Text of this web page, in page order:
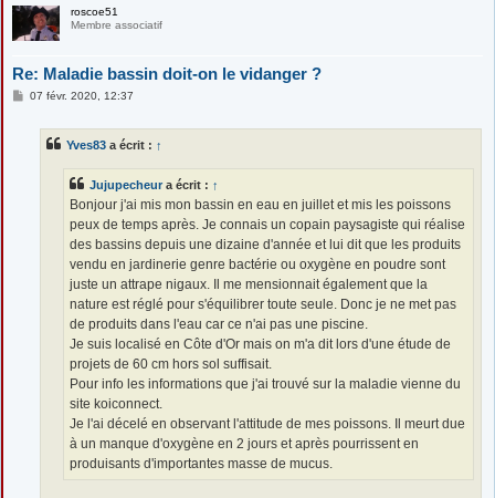
roscoe51
Membre associatif
Re: Maladie bassin doit-on le vidanger ?
M07 févr. 2020, 12:37
Yves83 a écrit : ↑
Jujupecheura écrit : ↑
Bonjour j'ai mis mon bassin en eau en juillet et mis les poissons
peux de temps après. Je connais un copain paysagiste qui réalise
des bassins depuis une dizaine d'année et lui dit que les produits
vendu en jardinerie genre bactérie ou oxygène en poudre sont
juste un attrape nigaux. Il me mensionnait également que la
nature est réglé pour s'équilibrer toute seule. Donc je ne met pas
de produits dans l'eau car ce n'ai pas une piscine.
Je suis localisé en Côte d'Or mais on m'a dit lors d'une étude de
projets de 60 cm hors sol suffisait.
Pour info les informations que j'ai trouvé sur la maladie vienne du
site koiconnect.
Je l'ai décelé en observant l'attitude de mes poissons. Il meurt due
à un manque d'oxygène en 2 jours et après pourrissent en
produisants d'importantes masse de mucus.